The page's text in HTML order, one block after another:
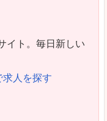
イト。毎日新しい
求人を探す